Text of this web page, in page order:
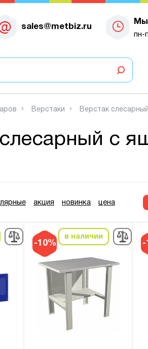
sales@metbiz.ru
Мы
пн-
Верстаки Верстак
с
акция новинка цена
-10%
в наличии
-